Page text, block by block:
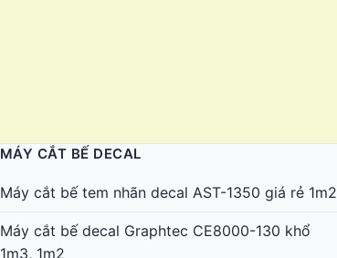
MÁY CẮT BẾ DECAL
Máy cắt bế tem nhãn decal AST-1350 giá rẻ 1m2
Máy cắt bế decal Graphtec CE8000-130 khổ
1m3, 1m2